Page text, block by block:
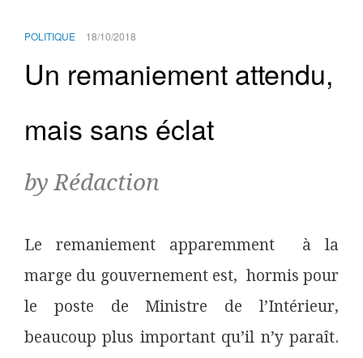
POLITIQUE 18/10/2018
Un remaniement attendu,
mais sans éclat
by Rédaction
Le remaniement apparemment à la
marge du gouvernement est, hormis pour
le poste de Ministre de l’Intérieur,
beaucoup plus important qu’il n’y paraît.